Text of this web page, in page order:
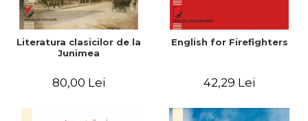
Literatura clasicilor de la
Junimea
80,00 Lei
English for Firefighters
42,29 Lei